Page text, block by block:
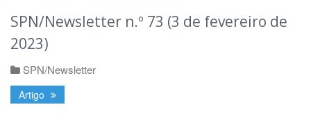
SPN/Newsletter n.º 73 (3 de fevereiro de
2023)
SPN/Newsletter
Artigo